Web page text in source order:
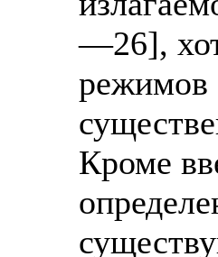
—26],
режимов
Кроме